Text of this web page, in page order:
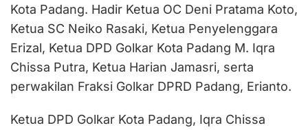
Kota Padang. Hadir Ketua OC Deni Pratama Koto,
Ketua SC Neiko Rasaki, Ketua Penyelenggara
Erizal, Ketua DPD Golkar Kota Padang M. Iqra
Chissa Putra, Ketua Harian Jamasri, serta
perwakilan Fraksi Golkar DPRD Padang, Erianto.
Ketua DPD Golkar Kota Padang, Iqra Chissa